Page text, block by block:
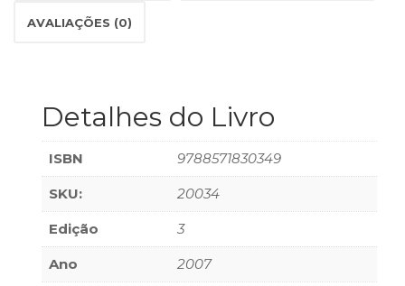
(33)
Relações
e
Comunicação
Empresarial
(31)
Religião,
AVALIAÇÕES (0)
Detalhes do Livro
ISBN 9788571830349
SKU: 20034
Edição 3
Ano 2007